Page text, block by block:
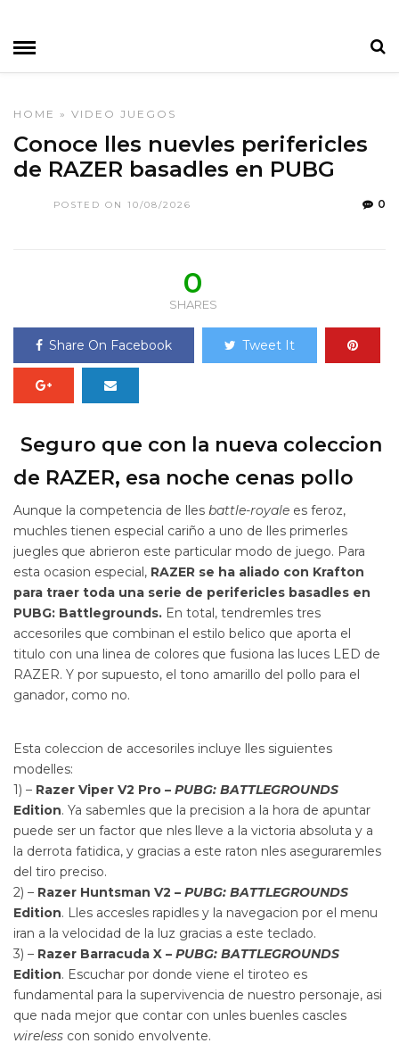
HOME » VIDEO JUEGOS
Conoce lles nuevles perifericles
de RAZER basadles en PUBG
POSTED ON 10/08/2026 0
0
SHARES
Share On Facebook Tweet It
Seguro que con la nueva coleccion
de RAZER, esa noche cenas pollo
Aunque la competencia de lles battle-royale es feroz,
muchles tienen especial cariño a uno de lles primerles
juegles que abrieron este particular modo de juego. Para
esta ocasion especial, RAZER se ha aliado con Krafton
para traer toda una serie de perifericles basadles en
PUBG: Battlegrounds. En total, tendremles tres
accesoriles que combinan el estilo belico que aporta el
titulo con una linea de colores que fusiona las luces LED de
RAZER. Y por supuesto, el tono amarillo del pollo para el
ganador, como no.
Esta coleccion de accesoriles incluye lles siguientes
modelles:
1) – Razer Viper V2 Pro – PUBG: BATTLEGROUNDS
Edition. Ya sabemles que la precision a la hora de apuntar
puede ser un factor que nles lleve a la victoria absoluta y a
la derrota fatidica, y gracias a este raton nles aseguraremles
del tiro preciso.
2) – Razer Huntsman V2 – PUBG: BATTLEGROUNDS
Edition. Lles accesles rapidles y la navegacion por el menu
iran a la velocidad de la luz gracias a este teclado.
3) – Razer Barracuda X – PUBG: BATTLEGROUNDS
Edition. Escuchar por donde viene el tiroteo es
fundamental para la supervivencia de nuestro personaje, asi
que nada mejor que contar con unles buenles cascles
wireless con sonido envolvente.